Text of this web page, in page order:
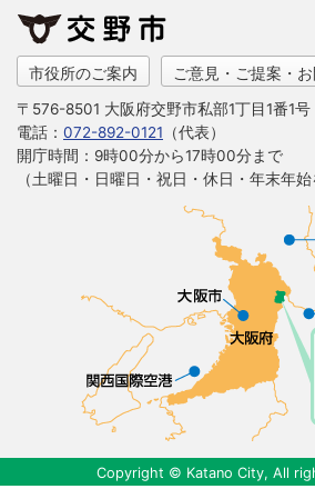
市役所のご案内 ご意見・ご提案・
〒576-8501 大阪府交野市私部1丁目1番1号
電話： 072-892-0121 （代表）
開庁時間：9時00分から17時00分まで
（土曜日・日曜日・祝日・休日・年末年始
Copyright © Katano City, All